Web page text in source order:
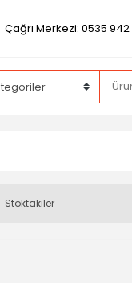
Çağrı Merkezi: 0535 942
Stoktakiler